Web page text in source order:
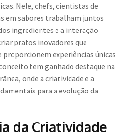
Nele, chefs, cientistas de
em sabores trabalham juntos
ingredientes e a interação
pratos inovadores que
proporcionem experiências únicas
tem ganhado destaque na
onde a criatividade e a
para a evolução da
da Criatividade